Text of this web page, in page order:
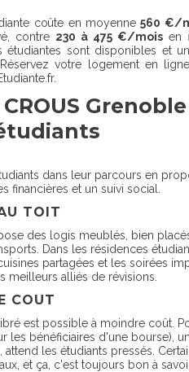
coûte en moyenne560 €/
contre 230 à 475 €/mois en
étudiantes sont disponibles et
votre logement en
Grenoble
dans leur parcours en
financières et un suivi social.
TOIT
des logis meublés, bien
Dans les résidences
partagées et les soirées
meilleurs alliés de révisions.
COUT
est possible à moindre coût.
les bénéficiaires d'une bourse),
les étudiants pressés.
et ça, c'est toujours bon à